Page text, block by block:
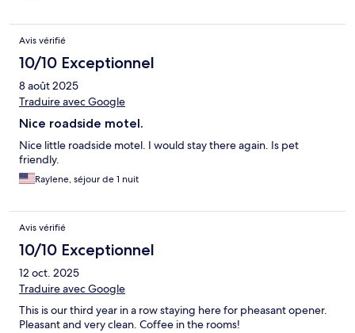
Avis vérifié
10/10 Exceptionnel
8 août 2025
Traduire avec Google
Nice roadside motel.
Nice little roadside motel. I would stay there again. Is pet
friendly.
Raylene, séjour de 1 nuit
Avis vérifié
10/10 Exceptionnel
12 oct. 2025
Traduire avec Google
This is our third year in a row staying here for pheasant opener.
Pleasant and very clean. Coffee in the rooms!